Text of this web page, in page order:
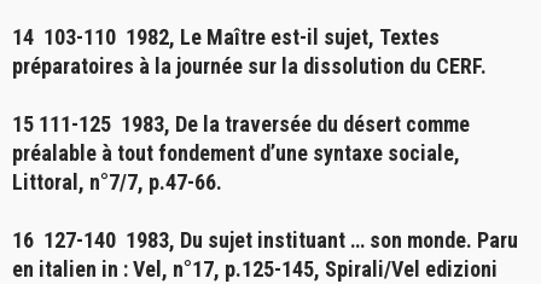
14 103-110 1982, Le Maître est-il sujet, Textes
préparatoires à la journée sur la dissolution du CERF.
15 111-125 1983, De la traversée du désert comme
préalable à tout fondement d’une syntaxe sociale,
Littoral, n°7/7, p.47-66.
16 127-140 1983, Du sujet instituant … son monde. Paru
en italien in : Vel, n°17, p.125-145, Spirali/Vel edizioni